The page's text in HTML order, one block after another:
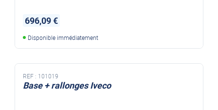
696,09 €
Disponible immédiatement
REF : 101019
Base + rallonges Iveco